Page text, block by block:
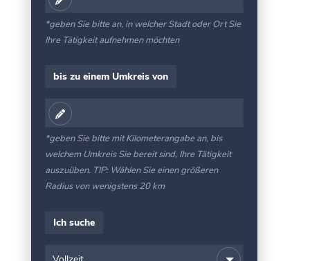
*geben Sie bitte an, in welcher Stadt oder Ort Sie
Ihre Tätigkeit aufnehmen möchten
bis zu einem Umkreis von
*geben Sie bitte mit Kilometerangabe an, bis
welchem Umkreis Sie bereit sind, Ihre Tätigkeit
auszuüben. TIP: Wählen Sie einen größeren
Radius von wenigstens 20 km
Ich suche